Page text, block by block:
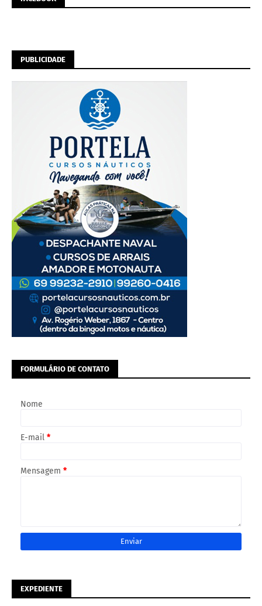
PUBLICIDADE
FORMULÁRIO DE CONTATO
Nome
E-mail *
Mensagem *
EXPEDIENTE